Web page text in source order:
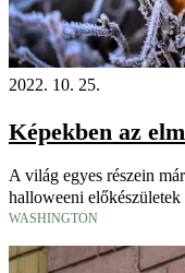
2022. 10. 25.
Képekben az
A világ egyes részein
halloweeni
WASHINGTON